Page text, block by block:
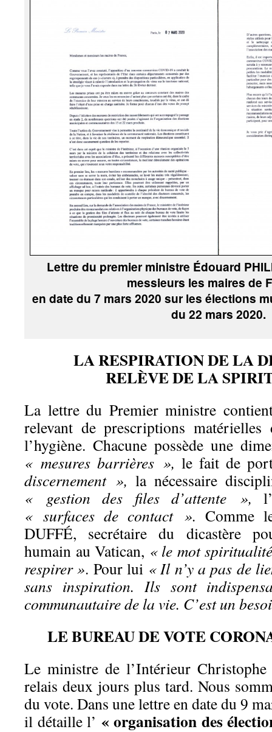
Lettre du premier ministre Édouard
messieurs les maires de
en date du 7 mars 2020 sur les élections
du 22 mars 2020.
LA RESPIRATION DE LA
RELÈVE DE LA
La lettre du Premier ministre
relevant de prescriptions
l’hygiène. Chacune possède une
« mesures barrières », le fait de
discernement », la nécessaire
« gestion des files d’attente »,
« surfaces de contact ». Comme
DUFFÉ, secrétaire du dicastère
humain au Vatican, « le mot
respirer ». Pour lui « Il n’y a pas de
sans inspiration. Ils sont
communautaire de la vie. C’est un
LE BUREAU DE VOTE
Le ministre de l’Intérieur
relais deux jours plus tard. Nous
du vote. Dans une lettre en date du 9
il détaille l’ « organisation des